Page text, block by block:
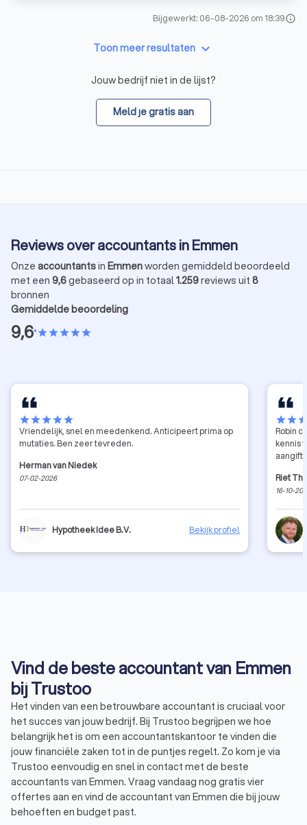
Bijgewerkt: 06-08-2026 om 18:39info
Toon meer resultaten keyboard_arrow_down
Jouw bedrijf niet in de lijst?
Meld je gratis aan
Reviews over accountants in Emmen
Onze accountantsin Emmenworden gemiddeld beoordeeld
met een 9,6gebaseerd op in totaal1.259reviews uit 8
bronnen
Gemiddelde beoordeling
9,6•starstarstarstarstar
starstarstarstarstar
Vriendelijk, snel en meedenkend. Anticipeert prima op
mutaties. Ben zeer tevreden.
Herman van Niedek
07-02-2026
Hypotheek Idee B.V. Bekijk profiel
starstar
Robin
kennis
Riet
16-10-
Vind de beste accountant van Emmen
bij Trustoo
Het vinden van een betrouwbare accountant is cruciaal voor
het succes van jouw bedrijf. Bij Trustoo begrijpen we hoe
belangrijk het is om een accountantskantoor te vinden die
jouw financiële zaken tot in de puntjes regelt. Zo kom je via
Trustoo eenvoudig en snel in contact met de beste
accountants van Emmen. Vraag vandaag nog gratis vier
offertes aan en vind de accountant van Emmen die bij jouw
behoeften en budget past.